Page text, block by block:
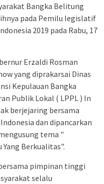
Bangka Belitung
pada Pemilu legislatif
2019 pada Rabu, 17
Erzaldi Rosman
yang diprakarsai Dinas
Kepulauan Bangka
Publik Lokal ( LPPL ) In
berjejaring bersama
dan dipancarkan
tema "
Berkualitas".
pimpinan tinggi
selalu